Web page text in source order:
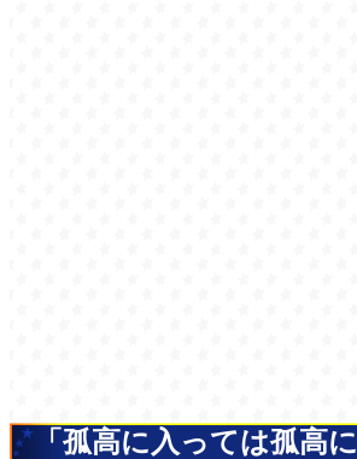
「孤高に入っては孤高